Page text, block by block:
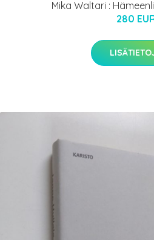
Mika Waltari :
280